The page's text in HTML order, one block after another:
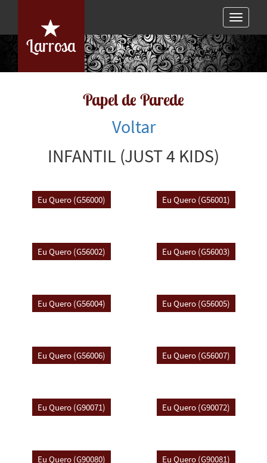
Toggle
Larrosa
Papel de Parede
Voltar
INFANTIL (JUST 4 KIDS)